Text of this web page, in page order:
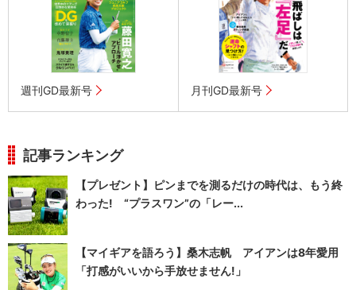
週刊GD最新号 月刊GD最新号
記事ランキング
【プレゼント】ピンまでを測るだけの時代は、もう終
わった! “プラスワン”の「レー...
【マイギアを語ろう】桑木志帆 アイアンは8年愛用
「打感がいいから手放せません!」